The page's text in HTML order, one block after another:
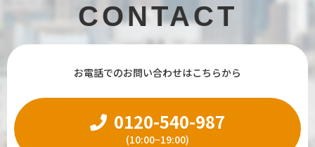
CONTACT
お電話でのお問い合わせはこちらから
0120-540-987
(10:00~19:00)